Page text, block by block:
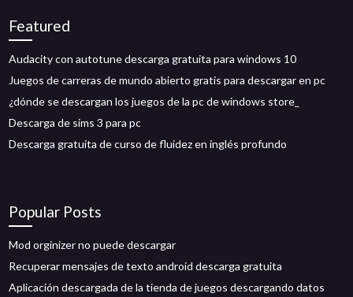
Featured
Audacity con autotune descarga gratuita para windows 10
Juegos de carreras de mundo abierto gratis para descargar en pc
¿dónde se descargan los juegos de la pc de windows store_
Descarga de sims 3 para pc
Descarga gratuita de curso de fluidez en inglés profundo
Popular Posts
Mod orginizer no puede descargar
Recuperar mensajes de texto android descarga gratuita
Aplicación descargada de la tienda de juegos descargando datos